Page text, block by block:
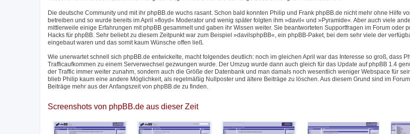
Die deutsche Community und mit ihr phpBB.de wuchs rasant. Schon bald konnten Philip und Frank phpBB.de nicht mehr ohne Hilfe
betreiben und so wurde bereits im April »floyd« Moderator und wenig später folgten ihm »davil« und »Pyramide«. Aber auch viele
mittlerweile einige Erfahrungen mit phpBB gesammelt und gaben ihr Wissen weiter. Sie beantworteten Supportfragen im Forum oder
Hacks für phpBB. Sehr beliebt zu diesem Zeitpunkt war zum Beispiel »davilsphpBB«, ein phpBB-Paket, bei dem sehr viele der
eingebaut waren und das somit kaum Wünsche offen ließ.
Wie unerwartet schnell sich phpBB.de entwickelte, macht folgendes deutlich: noch im gleichen April war das Interesse so groß, dass
Trafficaufkommen zu einem Serverwechsel gezwungen wurde. Der Umzug wurde dann auch gleich für das Update auf phpBB 1.4
der Traffic immer weiter zunahm, sondern auch die Größe der Datenbank und man damals noch wesentlich weniger Webspace für
blieb Philip kaum eine andere Möglichkeit, als regelmäßig Nullposter und ältere Beiträge zu löschen. Aus diesem Grund sind im
Beiträge mehr aus der Anfangszeit von phpBB.de zu finden.
Screenshots von phpBB.de aus dieser Zeit